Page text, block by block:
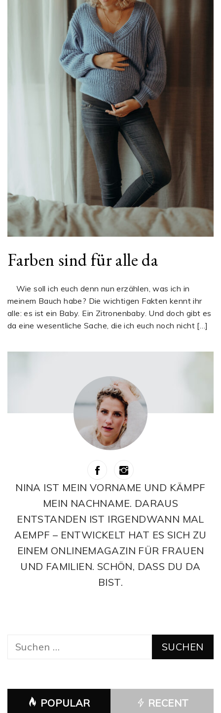
Farben sind für alle da
Wie soll ich euch denn nun erzählen, was ich in
meinem Bauch habe? Die wichtigen Fakten kennt ihr
alle: es ist ein Baby. Ein Zitronenbaby. Und doch gibt es
da eine wesentliche Sache, die ich euch noch nicht […]
NINA IST MEIN VORNAME UND KÄMPF
MEIN NACHNAME. DARAUS
ENTSTANDEN IST IRGENDWANN MAL
AEMPF – ENTWICKELT HAT ES SICH ZU
EINEM ONLINEMAGAZIN FÜR FRAUEN
UND FAMILIEN. SCHÖN, DASS DU DA
BIST.
Suchen
POPULAR RECENT